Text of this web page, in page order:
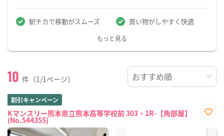
駅チカで移動がスムーズ 買い物がしやすく快適
もっと見る
10 件（1/1ページ）
割引キャンペーン
Kマンスリー熊本県立熊本高等学校前 303・1R-【角部屋】
(No.544355)
に入